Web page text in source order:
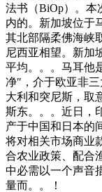
法书（BiOp）。本
内的。新加坡位于
其北部隔柔佛海峡
尼西亚相望。新加
平均。。。马耳他
净″，介于欧亚非
大利和突尼斯，取
斯东。。。近日，
产于中国和日本的
将对相关市场商业
合农业政策、配合
中必需以一个声音
量而。。！